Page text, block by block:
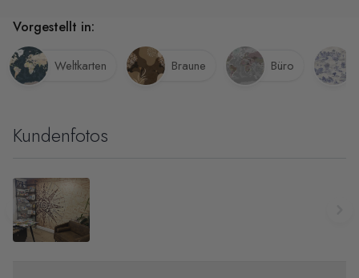
Vorgestellt in:
Weltkarten Braune Büro
Kundenfotos